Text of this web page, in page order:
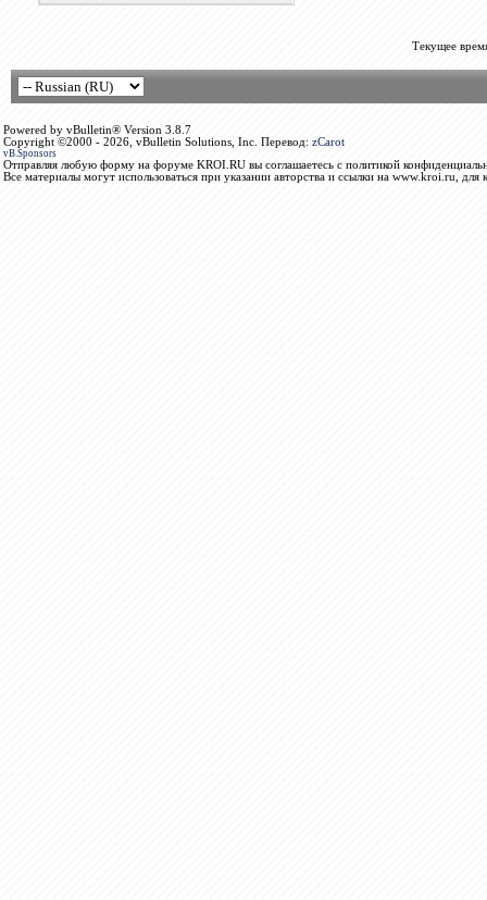
Текущее
Powered by vBulletin® Version 3.8.7
Copyright ©2000 - 2026, vBulletin Solutions, Inc. Перевод: zCarot
vB.Sponsors
Отправляя любую форму на форуме KROI.RU вы соглашаетесь с политикой
Все материалы могут использоваться при указании авторства и ссылки на www.kroi.ru, для